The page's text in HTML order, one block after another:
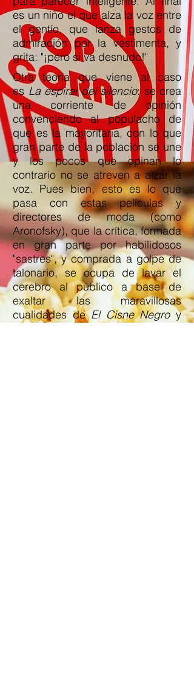
es un niño el que alza la voz entre
el gentío, que lanza gestos de
admiración por la vestimenta, y
grita: "¡pero si va desnudo!"
Otra teoría que viene al caso
es La espiral del silencio: se crea
una corriente de opinión
convenciendo al populacho de
que es la mayoritaria, con lo que
gran parte de la población se une
y los pocos que opinan lo
contrario no se atreven a alzar la
voz. Pues bien, esto es lo que
pasa con estas películas y
directores de moda (como
Aronofsky), que la crítica, formada
en gran parte por habilidosos
"sastres", y comprada a golpe de
talonario, se ocupa de lavar el
cerebro al público a base de
exaltar las maravillosas
cualidades deEl Cisne Negroy